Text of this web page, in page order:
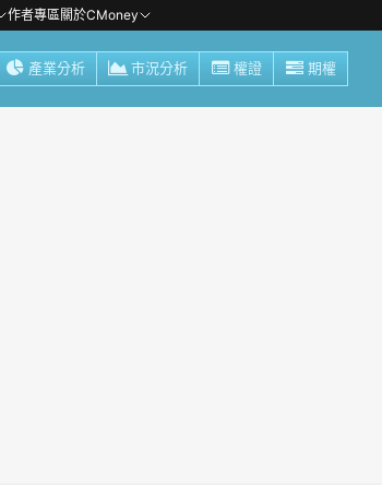
作者專區關於CMoney
產業分析 市況分析 權證 期權